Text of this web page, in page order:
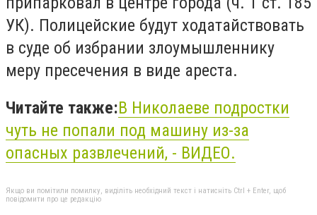
УК). Полицейские будут ходатайствовать
в суде об избрании злоумышленнику
меру пресечения в виде ареста.
Читайте также:В Николаеве подростки
чуть не попали под машину из-за
опасных развлечений, - ВИДЕО.
Якщо ви помітили помилку, виділіть необхідний текст і натисніть Ctrl + Enter, щоб
повідомити про це редакцію